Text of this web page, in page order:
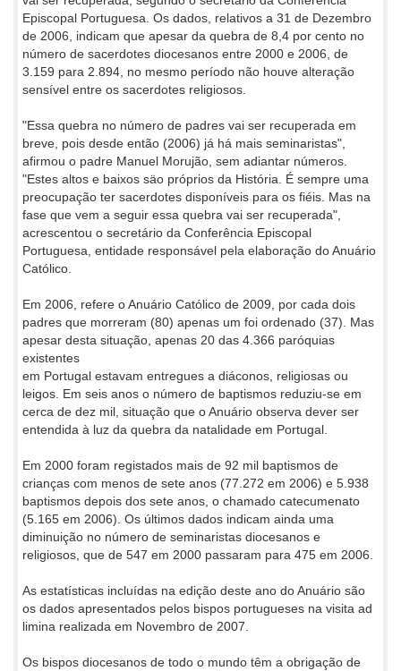
Episcopal Portuguesa. Os dados, relativos a 31 de Dezembro
de 2006, indicam que apesar da quebra de 8,4 por cento no
número de sacerdotes diocesanos entre 2000 e 2006, de
3.159 para 2.894, no mesmo período não houve alteração
sensível entre os sacerdotes religiosos.
"Essa quebra no número de padres vai ser recuperada em
breve, pois desde então (2006) já há mais seminaristas",
afirmou o padre Manuel Morujão, sem adiantar números.
"Estes altos e baixos säo próprios da História. É sempre uma
preocupação ter sacerdotes disponíveis para os fiéis. Mas na
fase que vem a seguir essa quebra vai ser recuperada",
acrescentou o secretário da Conferência Episcopal
Portuguesa, entidade responsável pela elaboração do Anuário
Católico.
Em 2006, refere o Anuário Católico de 2009, por cada dois
padres que morreram (80) apenas um foi ordenado (37). Mas
apesar desta situação, apenas 20 das 4.366 paróquias
existentes
em Portugal estavam entregues a diáconos, religiosas ou
leigos. Em seis anos o número de baptismos reduziu-se em
cerca de dez mil, situação que o Anuário observa dever ser
entendida à luz da quebra da natalidade em Portugal.
Em 2000 foram registados mais de 92 mil baptismos de
crianças com menos de sete anos (77.272 em 2006) e 5.938
baptismos depois dos sete anos, o chamado catecumenato
(5.165 em 2006). Os últimos dados indicam ainda uma
diminuição no número de seminaristas diocesanos e
religiosos, que de 547 em 2000 passaram para 475 em 2006.
As estatísticas incluídas na edição deste ano do Anuário são
os dados apresentados pelos bispos portugueses na visita ad
limina realizada em Novembro de 2007.
Os bispos diocesanos de todo o mundo têm a obrigação de